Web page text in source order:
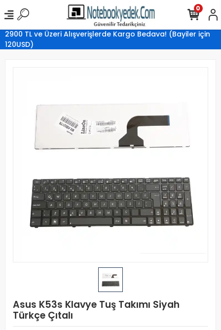
2900 TL ve Üzeri Alışverişlerde Kargo Bedava! (Bayiler için
120USD)
0
Asus K53s Klavye Tuş Takımı Siyah
Türkçe Çıtalı